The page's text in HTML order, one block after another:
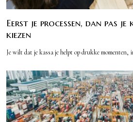
Eerst je processen, dan pas
kiezen
Je wilt dat je kassa je helpt op drukke momenten,